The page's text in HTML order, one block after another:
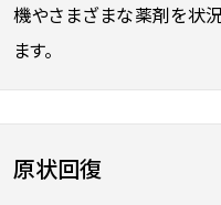
機やさまざまな薬剤を状
ます。
原状回復